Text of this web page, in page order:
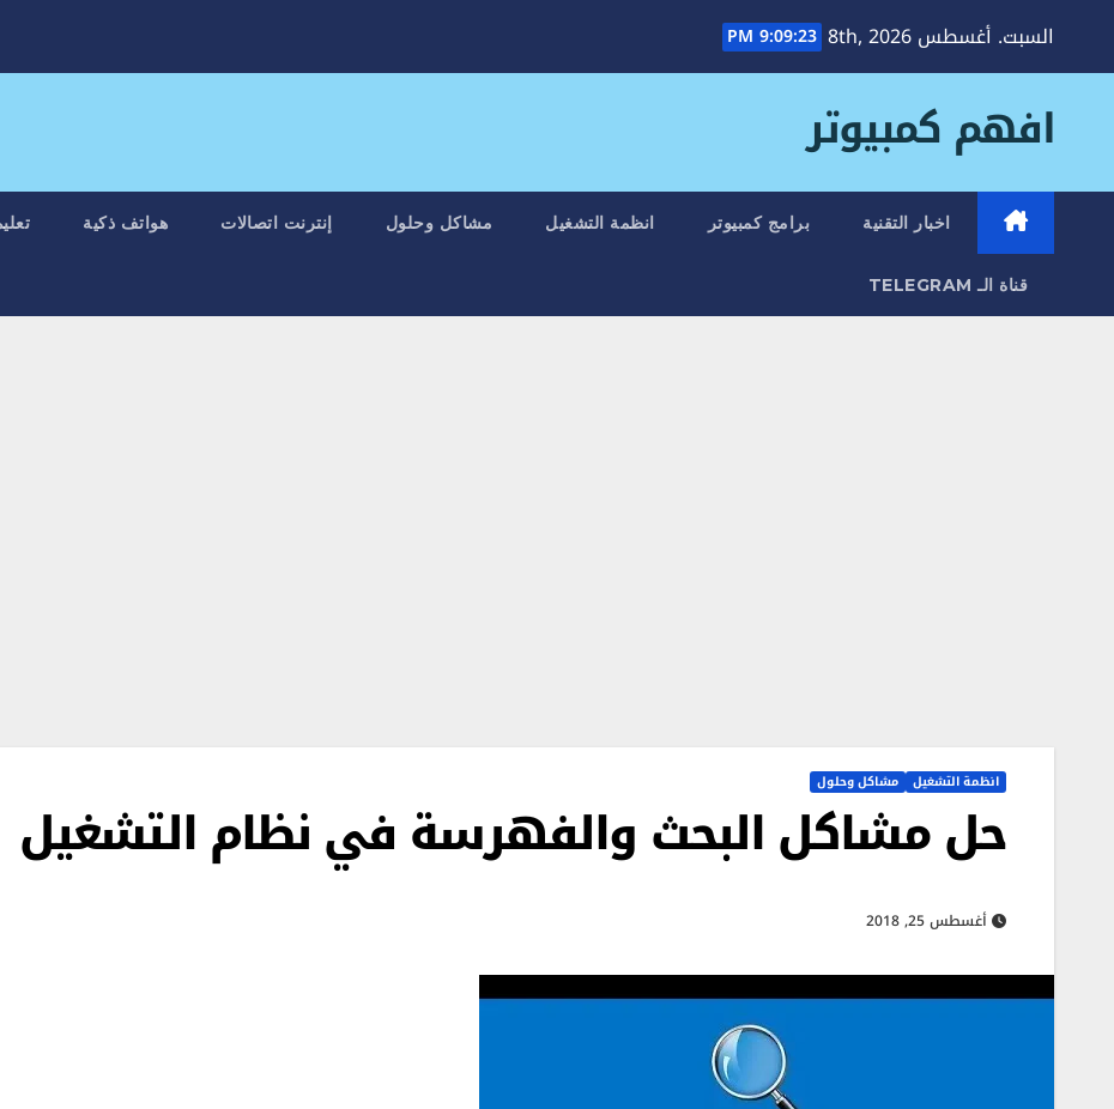
السبت. أغسطس 8th, 2026 9:09:24 PM
افهم كمبيوتر
اخبار التقنية برامج كمبيوتر انظمة التشغيل مشاكل وحلول إنترنت اتصالات هواتف ذكية
قناة الـ TELEGRAM
انظمة التشغيل مشاكل وحلول
حل مشاكل البحث والفهرسة في نظام التشغيل
أغسطس 25, 2018